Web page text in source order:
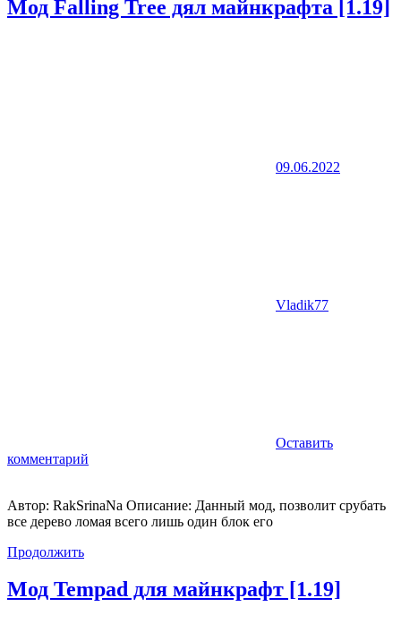
Мод Falling Tree дял майнкрафта [1.19]
09.06.2022
Vladik77
Оставить
комментарий
Автор: RakSrinaNa Описание: Данный мод, позволит срубать
все дерево ломая всего лишь один блок его
Продолжить
Мод Tempad для майнкрафт [1.19]